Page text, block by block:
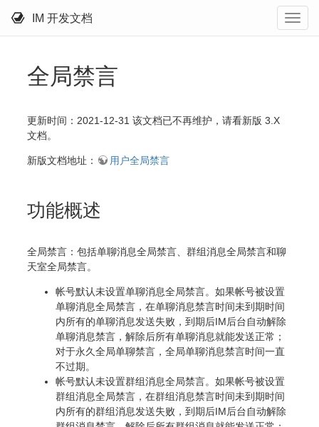
IM 开发文档
全局禁言
更新时间：2021-12-31 该文档已不再维护，请看新版 3.X
文档。
新版文档地址： 用户全局禁言
功能概述
全局禁言：包括单聊消息全局禁言、群组消息全局禁言和聊
天室全局禁言。
帐号默认未设置单聊消息全局禁言。如果帐号被设置
单聊消息全局禁言，在单聊消息禁言时间未到期时间
内所有的单聊消息发送失败，到期后IM后台自动解除
单聊消息禁言，解除后所有单聊消息就能发送正常；
对于永久全局单聊禁言，全局单聊消息禁言时间一直
不过期。
帐号默认未设置群组消息全局禁言。如果帐号被设置
群组消息全局禁言，在群组消息禁言时间未到期时间
内所有的群组消息发送失败，到期后IM后台自动解除